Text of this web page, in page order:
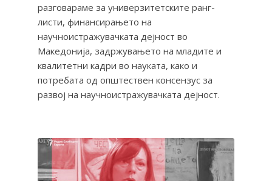
разговараме за универзитетските ранг-
листи, финансирањето на
научноистражувачката дејност во
Македонија, задржувањето на младите и
квалитетни кадри во науката, како и
потребата од општествен консензус за
развој на научноистражувачката дејност.